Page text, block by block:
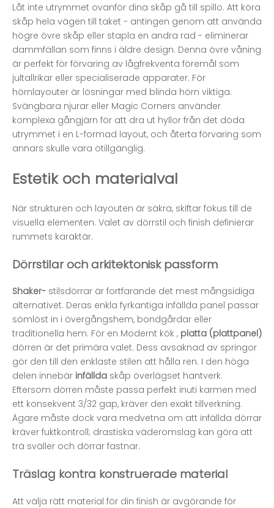
Låt inte utrymmet ovanför dina skåp gå till spillo. Att köra
skåp hela vägen till taket - antingen genom att använda
högre övre skåp eller stapla en andra rad - eliminerar
dammfällan som finns i äldre design. Denna övre våning
är perfekt för förvaring av lågfrekventa föremål som
jultallrikar eller specialiserade apparater. För
hörnlayouter är lösningar med blinda hörn viktiga.
Svängbara njurar eller Magic Corners använder
komplexa gångjärn för att dra ut hyllor från det döda
utrymmet i en L-formad layout, och återta förvaring som
annars skulle vara otillgänglig.
Estetik och materialval
När strukturen och layouten är säkra, skiftar fokus till de
visuella elementen. Valet av dörrstil och finish definierar
rummets karaktär.
Dörrstilar och arkitektonisk passform
Shaker- stilsdörrar är fortfarande det mest mångsidiga
alternativet. Deras enkla fyrkantiga infällda panel passar
sömlöst in i övergångshem, bondgårdar eller
traditionella hem. För en Modernt kök , platta (plattpanel)
dörren är det primära valet. Dess avsaknad av springor
gör den till den enklaste stilen att hålla ren. I den höga
delen innebär infällda skåp överlägset hantverk.
Eftersom dörren måste passa perfekt inuti karmen med
ett konsekvent 3/32 gap, kräver den exakt tillverkning.
Ägare måste dock vara medvetna om att infällda dörrar
kräver fuktkontroll; drastiska väderomslag kan göra att
trä sväller och dörrar fastnar.
Träslag kontra konstruerade material
Att välja rätt material för din finish är avgörande för